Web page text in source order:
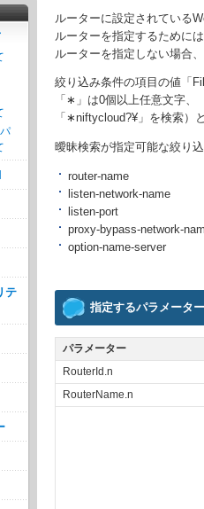
ルーターに設定されている
ルーターを指定するために
ルーターを指定しない場合
絞り込み条件の項目の値「
「∗」は0個以上任意文字
「∗niftycloud?¥」を検索）
曖昧検索が指定可能な絞り
router-name
listen-network-name
listen-port
proxy-bypass-network-
option-name-server
指定するパラメーター
パラメーター
RouterId.n
RouterName.n
テ